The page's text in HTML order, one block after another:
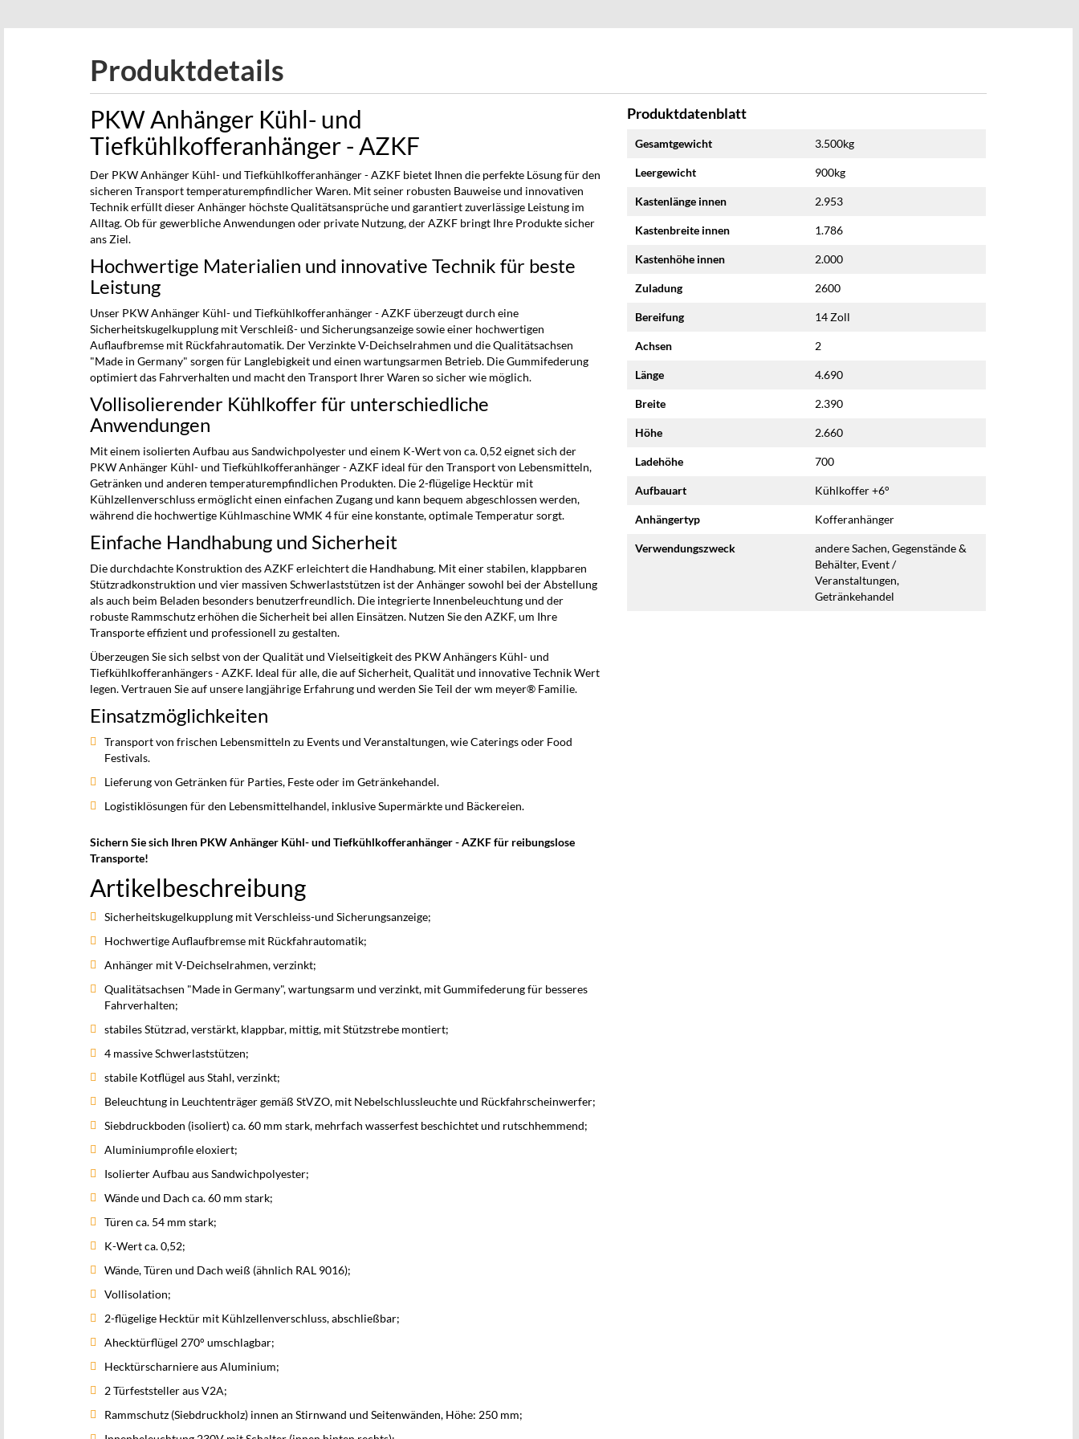
of
images
gallery
Produktdetails
PKW Anhänger Kühl- und
Tiefkühlkofferanhänger - AZKF
Der PKW Anhänger Kühl- und Tiefkühlkofferanhänger - AZKF bietet Ihnen die perfekte Lösung für den
sicheren Transport temperaturempfindlicher Waren. Mit seiner robusten Bauweise und innovativen
Technik erfüllt dieser Anhänger höchste Qualitätsansprüche und garantiert zuverlässige Leistung im
Alltag. Ob für gewerbliche Anwendungen oder private Nutzung, der AZKF bringt Ihre Produkte sicher
ans Ziel.
Hochwertige Materialien und innovative Technik für beste
Leistung
Unser PKW Anhänger Kühl- und Tiefkühlkofferanhänger - AZKF überzeugt durch eine
Sicherheitskugelkupplung mit Verschleiß- und Sicherungsanzeige sowie einer hochwertigen
Auflaufbremse mit Rückfahrautomatik. Der Verzinkte V-Deichselrahmen und die Qualitätsachsen
"Made in Germany" sorgen für Langlebigkeit und einen wartungsarmen Betrieb. Die Gummifederung
optimiert das Fahrverhalten und macht den Transport Ihrer Waren so sicher wie möglich.
Vollisolierender Kühlkoffer für unterschiedliche
Anwendungen
Mit einem isolierten Aufbau aus Sandwichpolyester und einem K-Wert von ca. 0,52 eignet sich der
PKW Anhänger Kühl- und Tiefkühlkofferanhänger - AZKF ideal für den Transport von Lebensmitteln,
Getränken und anderen temperaturempfindlichen Produkten. Die 2-flügelige Hecktür mit
Kühlzellenverschluss ermöglicht einen einfachen Zugang und kann bequem abgeschlossen werden,
während die hochwertige Kühlmaschine WMK 4 für eine konstante, optimale Temperatur sorgt.
Einfache Handhabung und Sicherheit
Die durchdachte Konstruktion des AZKF erleichtert die Handhabung. Mit einer stabilen, klappbaren
Stützradkonstruktion und vier massiven Schwerlaststützen ist der Anhänger sowohl bei der Abstellung
als auch beim Beladen besonders benutzerfreundlich. Die integrierte Innenbeleuchtung und der
robuste Rammschutz erhöhen die Sicherheit bei allen Einsätzen. Nutzen Sie den AZKF, um Ihre
Transporte effizient und professionell zu gestalten.
Überzeugen Sie sich selbst von der Qualität und Vielseitigkeit des PKW Anhängers Kühl- und
Tiefkühlkofferanhängers - AZKF. Ideal für alle, die auf Sicherheit, Qualität und innovative Technik Wert
legen. Vertrauen Sie auf unsere langjährige Erfahrung und werden Sie Teil der wm meyer® Familie.
Einsatzmöglichkeiten
Transport von frischen Lebensmitteln zu Events und Veranstaltungen, wie Caterings oder Food
Festivals.
Lieferung von Getränken für Parties, Feste oder im Getränkehandel.
Logistiklösungen für den Lebensmittelhandel, inklusive Supermärkte und Bäckereien.
Sichern Sie sich Ihren PKW Anhänger Kühl- und Tiefkühlkofferanhänger - AZKF für reibungslose
Transporte!
Artikelbeschreibung
Sicherheitskugelkupplung mit Verschleiss-und Sicherungsanzeige;
Hochwertige Auflaufbremse mit Rückfahrautomatik;
Anhänger mit V-Deichselrahmen, verzinkt;
Qualitätsachsen "Made in Germany", wartungsarm und verzinkt, mit Gummifederung für besseres
Fahrverhalten;
stabiles Stützrad, verstärkt, klappbar, mittig, mit Stützstrebe montiert;
4 massive Schwerlaststützen;
stabile Kotflügel aus Stahl, verzinkt;
Beleuchtung in Leuchtenträger gemäß StVZO, mit Nebelschlussleuchte und Rückfahrscheinwerfer;
Siebdruckboden (isoliert) ca. 60 mm stark, mehrfach wasserfest beschichtet und rutschhemmend;
Aluminiumprofile eloxiert;
Isolierter Aufbau aus Sandwichpolyester;
Wände und Dach ca. 60 mm stark;
Türen ca. 54 mm stark;
K-Wert ca. 0,52;
Wände, Türen und Dach weiß (ähnlich RAL 9016);
Vollisolation;
2-flügelige Hecktür mit Kühlzellenverschluss, abschließbar;
Ahecktürflügel 270° umschlagbar;
Hecktürscharniere aus Aluminium;
2 Türfeststeller aus V2A;
Rammschutz (Siebdruckholz) innen an Stirnwand und Seitenwänden, Höhe: 250 mm;
Produktdatenblatt
Informationen
Gesamtgewicht 3.500kg
Leergewicht 900kg
Kastenlänge innen 2.953
Kastenbreite innen 1.786
Kastenhöhe innen 2.000
Zuladung 2600
Bereifung 14 Zoll
Achsen 2
Länge 4.690
Breite 2.390
Höhe 2.660
Ladehöhe 700
Aufbauart Kühlkoffer +6°
Anhängertyp Kofferanhänger
Verwendungszweck
andere Sachen, Gegenstände &
Behälter, Event /
Veranstaltungen,
Getränkehandel